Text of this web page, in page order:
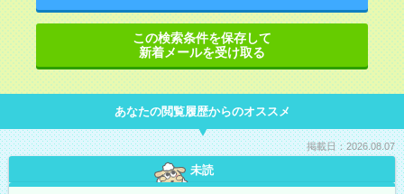
この検索条件を保存して
新着メールを受け取る
あなたの閲覧履歴からのオススメ
掲載日：2026.08.07
未読